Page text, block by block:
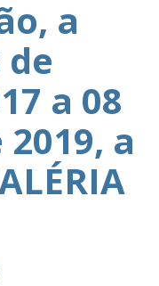
a
a 08
a